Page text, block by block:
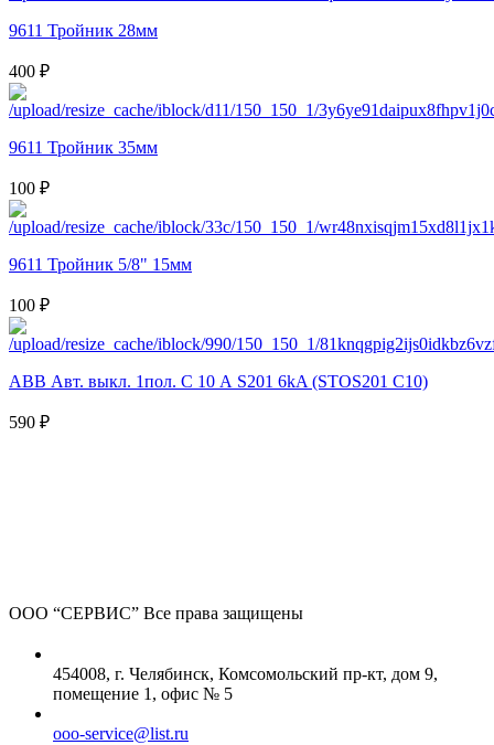
9611 Тройник 28мм
400 ₽
9611 Тройник 35мм
100 ₽
9611 Тройник 5/8" 15мм
100 ₽
ABB Авт. выкл. 1пол. С 10 А S201 6kA (STOS201 C10)
590 ₽
ООО “СЕРВИС” Все права защищены
454008, г. Челябинск, Комсомольский пр-кт, дом 9,
помещение 1, офис № 5
ooo-service@list.ru